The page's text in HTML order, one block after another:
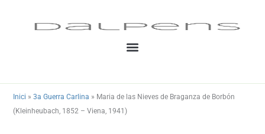
Inici » 3a Guerra Carlina » Maria de las Nieves de Braganza de Borbón
(Kleinheubach, 1852 – Viena, 1941)